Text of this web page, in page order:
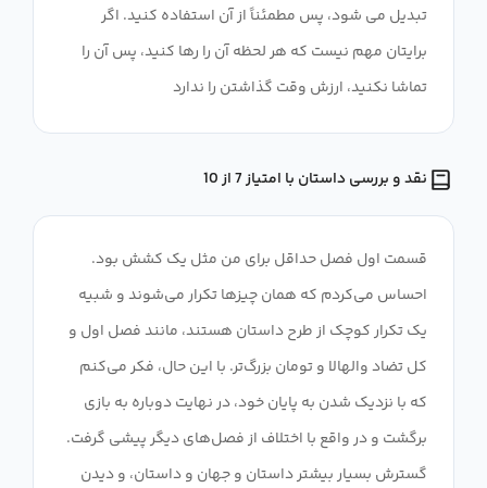
تبدیل می شود، پس مطمئناً از آن استفاده کنید. اگر
برایتان مهم نیست که هر لحظه آن را رها کنید، پس آن را
تماشا نکنید، ارزش وقت گذاشتن را ندارد
نقد و بررسی داستان با امتیاز 7 از 10
قسمت اول فصل حداقل برای من مثل یک کشش بود.
احساس می‌کردم که همان چیزها تکرار می‌شوند و شبیه
یک تکرار کوچک از طرح داستان هستند، مانند فصل اول و
کل تضاد والهالا و تومان بزرگ‌تر. با این حال، فکر می‌کنم
که با نزدیک شدن به پایان خود، در نهایت دوباره به بازی
برگشت و در واقع با اختلاف از فصل‌های دیگر پیشی گرفت.
گسترش بسیار بیشتر داستان و جهان و داستان، و دیدن